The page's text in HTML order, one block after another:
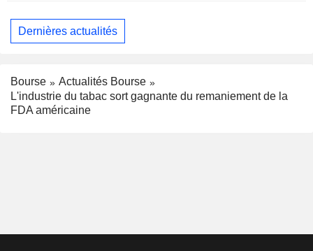
Dernières actualités
Bourse
Actualités Bourse
L'industrie du tabac sort gagnante du remaniement de la
FDA américaine